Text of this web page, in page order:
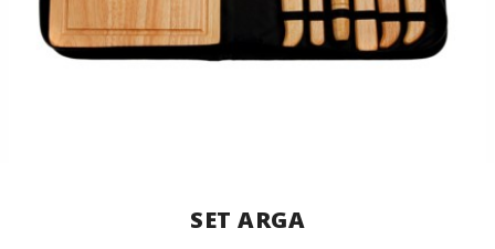
SET ARGA